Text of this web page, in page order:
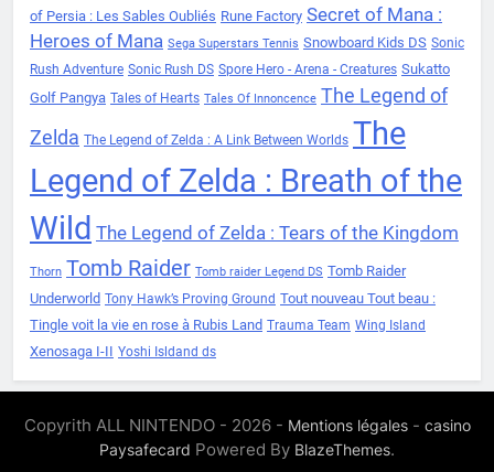
of Persia : Les Sables Oubliés Rune Factory Secret of Mana :
Heroes of Mana Sega Superstars Tennis Snowboard Kids DS Sonic
Rush Adventure Sonic Rush DS Spore Hero - Arena - Creatures Sukatto
Golf Pangya Tales of Hearts Tales Of Innoncence The Legend of
Zelda The Legend of Zelda : A Link Between Worlds The
Legend of Zelda : Breath of the
Wild The Legend of Zelda : Tears of the Kingdom
Thorn Tomb Raider Tomb raider Legend DS Tomb Raider
Underworld Tony Hawk’s Proving Ground Tout nouveau Tout beau :
Tingle voit la vie en rose à Rubis Land Trauma Team Wing Island
Xenosaga I-II Yoshi Isldand ds
Copyrith ALL NINTENDO - 2026 - Mentions légales- casino
Paysafecard Powered By BlazeThemes.